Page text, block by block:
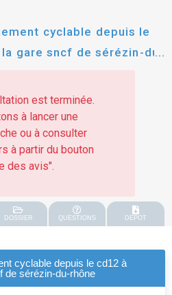
cyclable depuis le
gare sncf de sérézin-du-
est terminée.
à lancer une
ou à consulter
à partir du bouton
des avis".
DOSSIER QUESTIONS DEPOT
cyclable depuis le cd12 à
de sérézin-du-rhône